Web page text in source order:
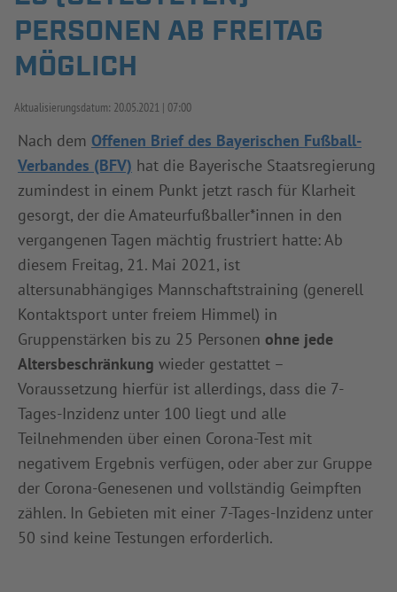
INFOTHEK SPIELPLUS
PERSONEN AB FREITAG
MÖGLICH
Aktualisierungsdatum: 20.05.2021 07:00
Nach dem Offenen Brief des Bayerischen Fußball-
Verbandes (BFV) hat die Bayerische Staatsregierung
zumindest in einem Punkt jetzt rasch für Klarheit
gesorgt, der die Amateurfußballer*innen in den
vergangenen Tagen mächtig frustriert hatte: Ab
diesem Freitag, 21. Mai 2021, ist
altersunabhängiges Mannschaftstraining (generell
Kontaktsport unter freiem Himmel) in
Gruppenstärken bis zu 25 Personen ohne jede
Altersbeschränkung wieder gestattet –
Voraussetzung hierfür ist allerdings, dass die 7-
Tages-Inzidenz unter 100 liegt und alle
Teilnehmenden über einen Corona-Test mit
negativem Ergebnis verfügen, oder aber zur Gruppe
der Corona-Genesenen und vollständig Geimpften
zählen. In Gebieten mit einer 7-Tages-Inzidenz unter
50 sind keine Testungen erforderlich.